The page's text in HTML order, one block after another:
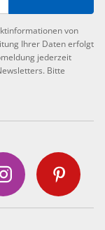
von
Ihrer Daten erfolgt
jederzeit
Bitte